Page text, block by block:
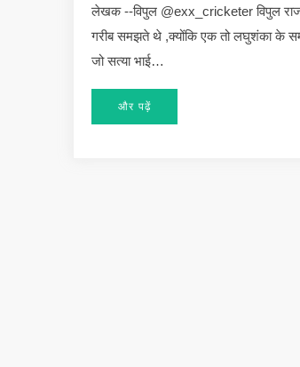
लेखक --विपुल @exx_cricketer विपुल
गरीब समझते थे ,क्योंकि एक तो लघुशंका के
जो सत्या भाई…
और पढ़ें